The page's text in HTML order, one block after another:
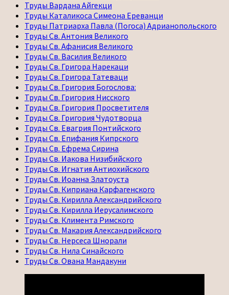
Труды Вардана Айгекци
Труды Каталикоса Симеона Ереванци
Труды Патриарха Павла (Погоса) Адрианопольского
Труды Св. Антония Великого
Труды Св. Афанисия Великого
Труды Св. Василия Великого
Труды Св. Григора Нарекаци
Труды Св. Григора Татеваци
Труды Св. Григория Богослова:
Труды Св. Григория Нисского
Труды Св. Григория Просветителя
Труды Св. Григория Чудотворца
Труды Св. Евагрия Понтийского
Труды Св. Епифания Кипрского
Труды Св. Ефрема Сирина
Труды Св. Иакова Низибийского
Труды Св. Игнатия Антиохийского
Труды Св. Иоанна Златоуста
Труды Св. Киприана Карфагенского
Труды Св. Кирилла Александрийского
Труды Св. Кирилла Иерусалимского
Труды Св. Климента Римского
Труды Св. Макария Александрийского
Труды Св. Нерсеса Шнорали
Труды Св. Нила Синайского
Труды Св. Ована Мандакуни